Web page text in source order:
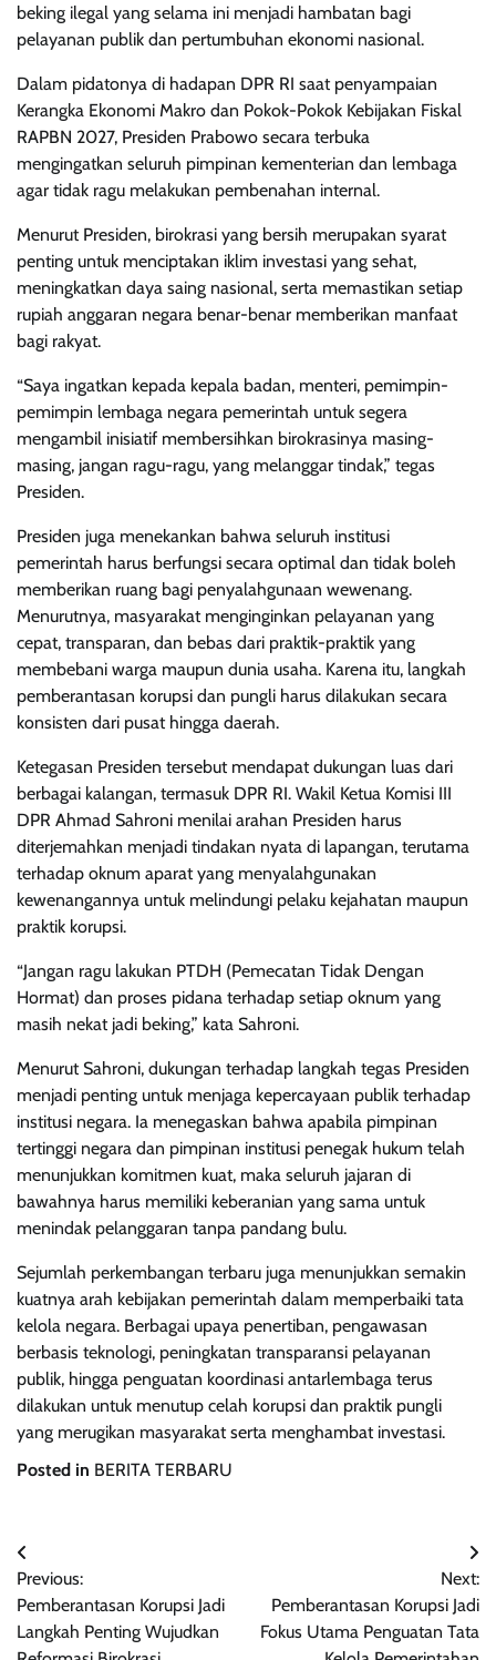
beking ilegal yang selama ini menjadi hambatan bagi
pelayanan publik dan pertumbuhan ekonomi nasional.
Dalam pidatonya di hadapan DPR RI saat penyampaian
Kerangka Ekonomi Makro dan Pokok-Pokok Kebijakan Fiskal
RAPBN 2027, Presiden Prabowo secara terbuka
mengingatkan seluruh pimpinan kementerian dan lembaga
agar tidak ragu melakukan pembenahan internal.
Menurut Presiden, birokrasi yang bersih merupakan syarat
penting untuk menciptakan iklim investasi yang sehat,
meningkatkan daya saing nasional, serta memastikan setiap
rupiah anggaran negara benar-benar memberikan manfaat
bagi rakyat.
“Saya ingatkan kepada kepala badan, menteri, pemimpin-
pemimpin lembaga negara pemerintah untuk segera
mengambil inisiatif membersihkan birokrasinya masing-
masing, jangan ragu-ragu, yang melanggar tindak,” tegas
Presiden.
Presiden juga menekankan bahwa seluruh institusi
pemerintah harus berfungsi secara optimal dan tidak boleh
memberikan ruang bagi penyalahgunaan wewenang.
Menurutnya, masyarakat menginginkan pelayanan yang
cepat, transparan, dan bebas dari praktik-praktik yang
membebani warga maupun dunia usaha. Karena itu, langkah
pemberantasan korupsi dan pungli harus dilakukan secara
konsisten dari pusat hingga daerah.
Ketegasan Presiden tersebut mendapat dukungan luas dari
berbagai kalangan, termasuk DPR RI. Wakil Ketua Komisi III
DPR Ahmad Sahroni menilai arahan Presiden harus
diterjemahkan menjadi tindakan nyata di lapangan, terutama
terhadap oknum aparat yang menyalahgunakan
kewenangannya untuk melindungi pelaku kejahatan maupun
praktik korupsi.
“Jangan ragu lakukan PTDH (Pemecatan Tidak Dengan
Hormat) dan proses pidana terhadap setiap oknum yang
masih nekat jadi beking,” kata Sahroni.
Menurut Sahroni, dukungan terhadap langkah tegas Presiden
menjadi penting untuk menjaga kepercayaan publik terhadap
institusi negara. Ia menegaskan bahwa apabila pimpinan
tertinggi negara dan pimpinan institusi penegak hukum telah
menunjukkan komitmen kuat, maka seluruh jajaran di
bawahnya harus memiliki keberanian yang sama untuk
menindak pelanggaran tanpa pandang bulu.
Sejumlah perkembangan terbaru juga menunjukkan semakin
kuatnya arah kebijakan pemerintah dalam memperbaiki tata
kelola negara. Berbagai upaya penertiban, pengawasan
berbasis teknologi, peningkatan transparansi pelayanan
publik, hingga penguatan koordinasi antarlembaga terus
dilakukan untuk menutup celah korupsi dan praktik pungli
yang merugikan masyarakat serta menghambat investasi.
Posted in BERITA TERBARU
Navigasi
pos
Previous:
Pemberantasan Korupsi Jadi
Langkah Penting Wujudkan
Next:
Pemberantasan Korupsi Jadi
Fokus Utama Penguatan Tata